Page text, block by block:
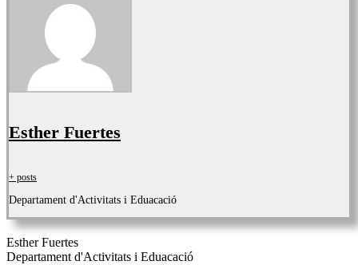
Esther Fuertes
+ posts
Departament d'Activitats i Eduacació
Esther Fuertes
Departament d'Activitats i Eduacació